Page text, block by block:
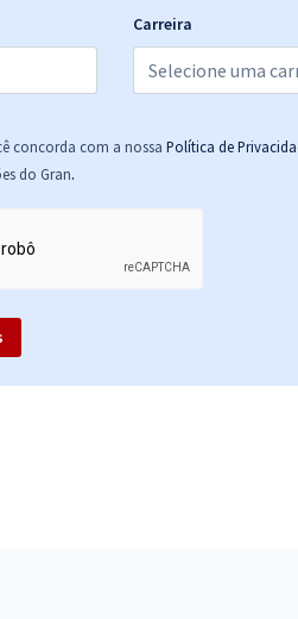
Carreira
concorda com a nossa Política de
do Gran.